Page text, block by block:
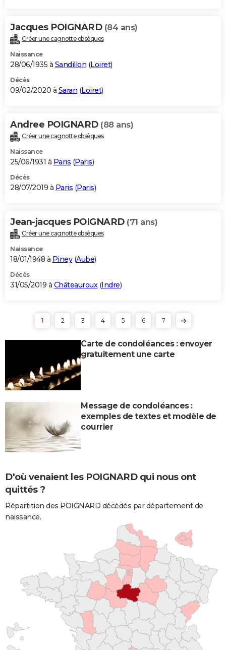
Jacques POIGNARD (84 ans)
Créer une cagnotte obsèques
Naissance
28/06/1935 à Sandillon (Loiret)
Décès
09/02/2020 à Saran (Loiret)
Andree POIGNARD (88 ans)
Créer une cagnotte obsèques
Naissance
25/06/1931 à Paris (Paris)
Décès
28/07/2019 à Paris (Paris)
Jean-jacques POIGNARD (71 ans)
Créer une cagnotte obsèques
Naissance
18/01/1948 à Piney(Aube)
Décès
31/05/2019 à Châteauroux (Indre)
1 2 3 4 5 6 7
Carte de condoléances : envoyer
gratuitement une carte
Message de condoléances :
exemples de textes et modèle de
courrier
D'où venaient les POIGNARD qui nous ont
quittés ?
Répartition des POIGNARD décédés par département de
naissance.